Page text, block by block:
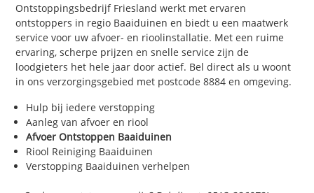
Ontstoppingsbedrijf Friesland werkt met ervaren
ontstoppers in regio Baaiduinen en biedt u een maatwerk
service voor uw afvoer- en rioolinstallatie. Met een ruime
ervaring, scherpe prijzen en snelle service zijn de
loodgieters het hele jaar door actief. Bel direct als u woont
in ons verzorgingsgebied met postcode 8884 en omgeving.
Hulp bij iedere verstopping
Aanleg van afvoer en riool
Afvoer Ontstoppen Baaiduinen
Riool Reiniging Baaiduinen
Verstopping Baaiduinen verhelpen